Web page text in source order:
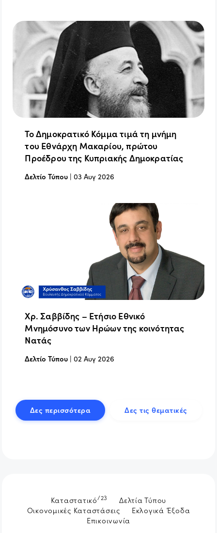
Το Δημοκρατικό Κόμμα τιμά τη μνήμη
του Εθνάρχη Μακαρίου, πρώτου
Προέδρου της Κυπριακής Δημοκρατίας
Δελτίο Τύπου |03 Αυγ 2026
Χρ. Σαββίδης – Ετήσιο Εθνικό
Μνημόσυνο των Ηρώων της κοινότητας
Νατάς
Δελτίο Τύπου |02 Αυγ 2026
Δες περισσότερα Δες τις θεματικές
Καταστατικό/23
Δελτία Τύπου
Οικονομικές Καταστάσεις
Εκλογικά Έξοδα
Επικοινωνία